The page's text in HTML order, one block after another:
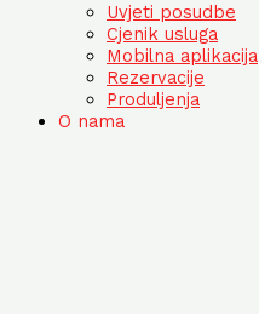
Uvjeti posudbe
Cjenik usluga
Mobilna aplikacija
Rezervacije
Produljenja
O nama